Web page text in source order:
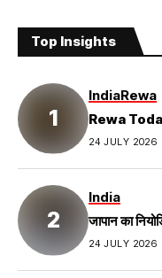
Top Insights
IndiaRewa
Rewa
24 JULY 2026
India
जापान का
24 JULY 2026